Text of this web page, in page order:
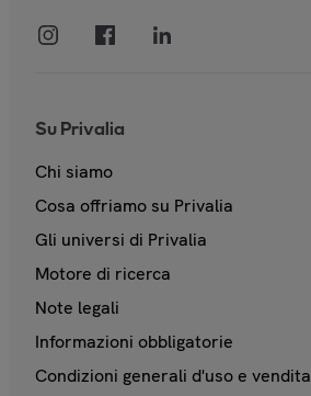
Su Privalia
Chi siamo
Cosa offriamo su Privalia
Gli universi di Privalia
Motore di ricerca
Note legali
Informazioni obbligatorie
Condizioni generali d'uso e vendita